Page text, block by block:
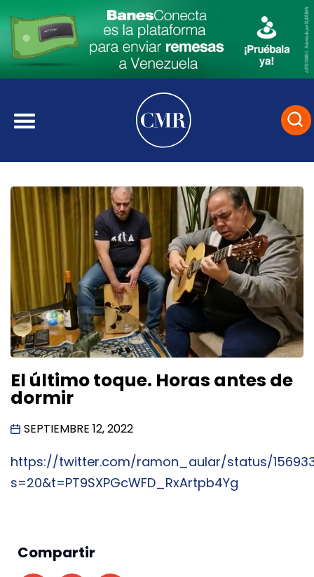
El último toque. Horas antes de
dormir
SEPTIEMBRE 12, 2022
https://twitter.com/ramon_aular/status/
s=20&t=PT9SXPGcWFD_RxArtpb4Yg
Compartir